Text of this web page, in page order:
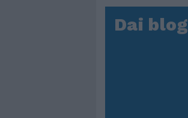
Dai blog